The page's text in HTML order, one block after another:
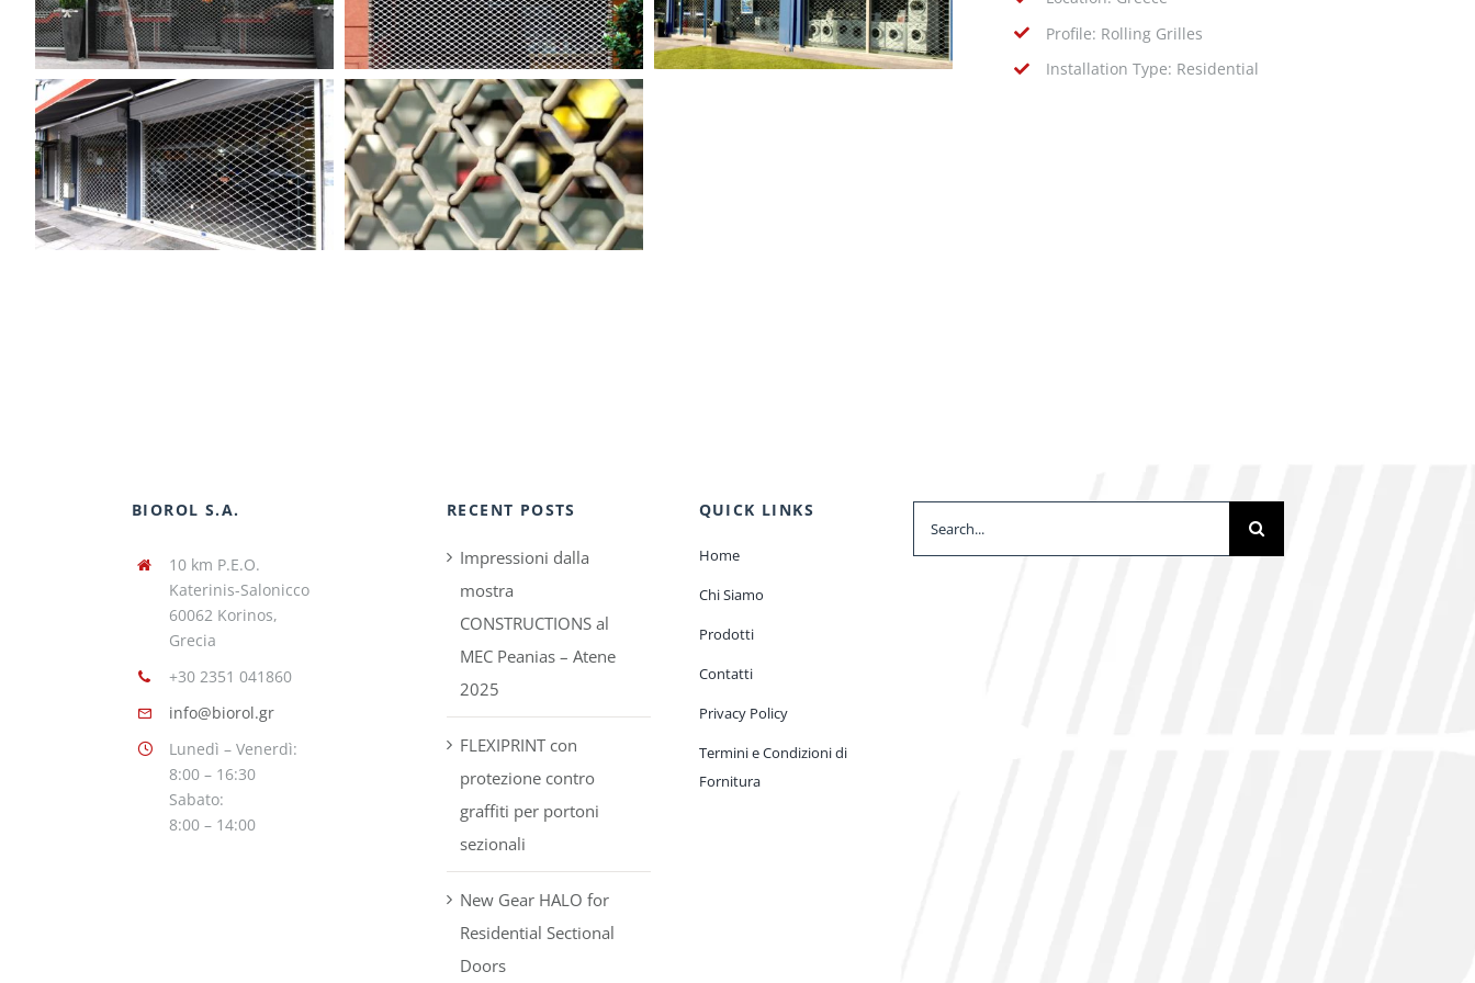
Profile: Rolling Grilles
Installation Type: Residential
BIOROL S.A.
10 km P.E.O.
Katerinis-Salonicco
60062 Korinos,
Grecia
+30 2351 041860
info@biorol.gr
Lunedì – Venerdì:
8:00 – 16:30
Sabato:
8:00 – 14:00
RECENT POSTS
Impressioni dalla
mostra
CONSTRUCTIONS al
MEC Peanias – Atene
2025
FLEXIPRINT con
protezione contro
graffiti per portoni
sezionali
New Gear HALO for
Residential Sectional
Doors
QUICK LINKS
Home
Chi Siamo
Prodotti
Contatti
Privacy Policy
Termini e Condizioni di
Fornitura
for: